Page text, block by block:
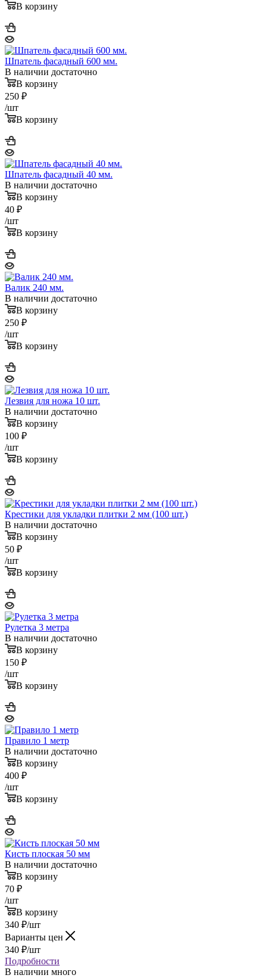
В корзину
Шпатель фасадный 600 мм.
В наличии достаточно
В корзину
250 ₽
/шт
В корзину
Шпатель фасадный 40 мм.
В наличии достаточно
В корзину
40 ₽
/шт
В корзину
Валик 240 мм.
В наличии достаточно
В корзину
250 ₽
/шт
В корзину
Лезвия для ножа 10 шт.
В наличии достаточно
В корзину
100 ₽
/шт
В корзину
Крестики для укладки плитки 2 мм (100 шт.)
В наличии достаточно
В корзину
50 ₽
/шт
В корзину
Рулетка 3 метра
В наличии достаточно
В корзину
150 ₽
/шт
В корзину
Правило 1 метр
В наличии достаточно
В корзину
400 ₽
/шт
В корзину
Кисть плоская 50 мм
В наличии достаточно
В корзину
70 ₽
/шт
В корзину
340 ₽/шт
Варианты цен
340 ₽/шт
Подробности
В наличии много